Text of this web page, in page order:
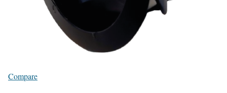
Compare